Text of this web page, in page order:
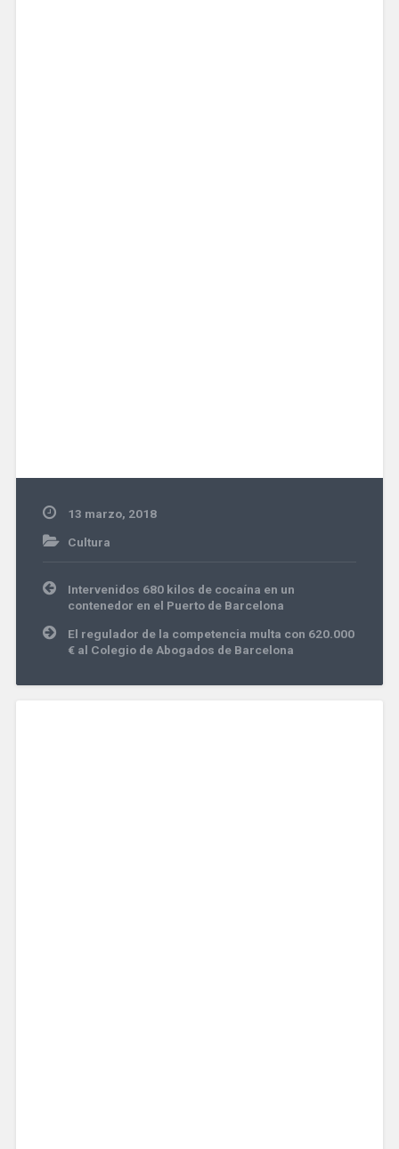
13 marzo, 2018
Cultura
Navegación
de
entradas
Intervenidos 680 kilos de cocaína en un
contenedor en el Puerto de Barcelona
El regulador de la competencia multa con 620.000
€ al Colegio de Abogados de Barcelona